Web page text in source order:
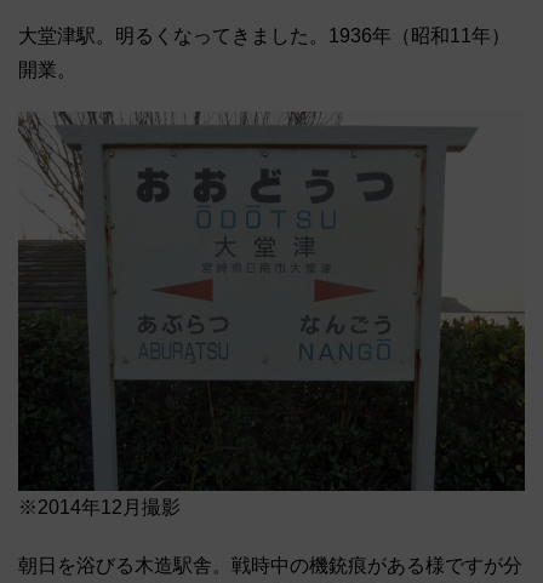
大堂津駅。明るくなってきました。1936年（昭和11年）
開業。
※2014年12月撮影
朝日を浴びる木造駅舎。戦時中の機銃痕がある様ですが分